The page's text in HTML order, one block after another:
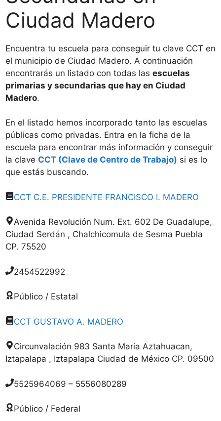
Ciudad Madero
Encuentra tu escuela para conseguir tu clave CCT en
el municipio de Ciudad Madero. A continuación
encontrarás un listado con todas las escuelas
primarias y secundarias que hay en Ciudad
Madero.
En el listado hemos incorporado tanto las escuelas
públicas como privadas. Entra en la ficha de la
escuela para encontrar más información y conseguir
la clave CCT (Clave de Centro de Trabajo) si es lo
que estás buscando.
CCT C.E. PRESIDENTE FRANCISCO I. MADERO
Avenida Revolución Num. Ext. 602 De Guadalupe,
Ciudad Serdán , Chalchicomula de Sesma Puebla
CP. 75520
2454522992
Público / Estatal
CCT GUSTAVO A. MADERO
Circunvalación 983 Santa Maria Aztahuacan,
Iztapalapa , Iztapalapa Ciudad de México CP. 09500
5525964069 – 5556080289
Público / Federal